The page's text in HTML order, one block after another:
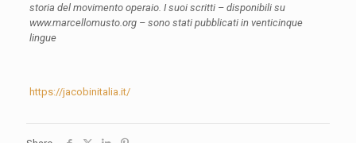
storia del movimento operaio. I suoi scritti – disponibili su
www.marcellomusto.org – sono stati pubblicati in venticinque
lingue
https://jacobinitalia.it/